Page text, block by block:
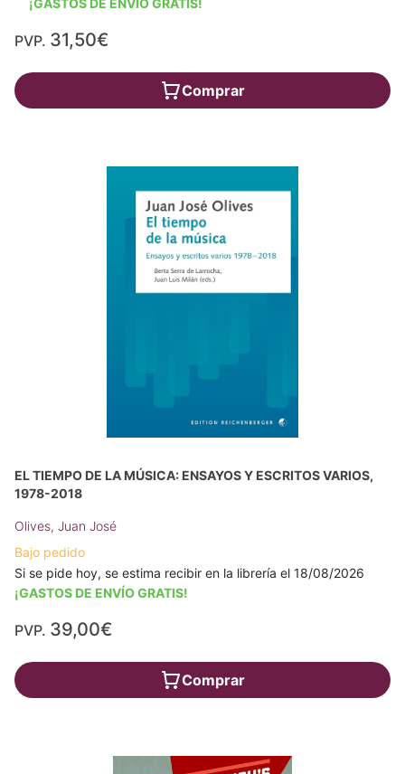
¡GASTOS DE ENVÍO GRATIS!
PVP. 31,50€
Comprar
EL TIEMPO DE LA MÚSICA: ENSAYOS Y ESCRITOS VARIOS,
1978-2018
Olives, Juan José
Bajo pedido
Si se pide hoy, se estima recibir en la librería el 18/08/2026
¡GASTOS DE ENVÍO GRATIS!
PVP. 39,00€
Comprar